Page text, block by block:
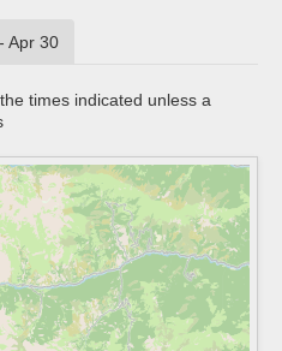
Apr 30
times indicated unless a